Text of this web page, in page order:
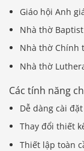
Giáo hội Anh
Nhà thờ Baptist
Nhà thờ Chính
Nhà thờ
Các tính năng
Dễ dàng cài
Thay đổi thiết
Thiết lập toàn